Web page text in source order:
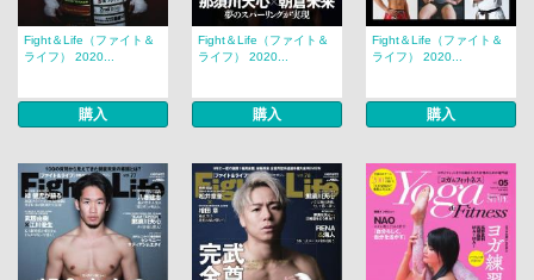
Fight＆Life（ファイト＆
ライフ） 2020...
購入
Fight＆Life（ファイト＆
ライフ） 2020...
購入
Fight＆Life（ファイト＆
ライフ） 2020...
購入